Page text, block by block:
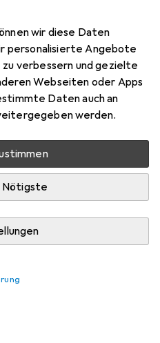
wir diese Daten
personalisierte Angebote
verbessern und gezielte
Webseiten oder Apps
Daten auch an
werden.
Nötigste
Marke
Mehr von Thinking Gifts
Merken